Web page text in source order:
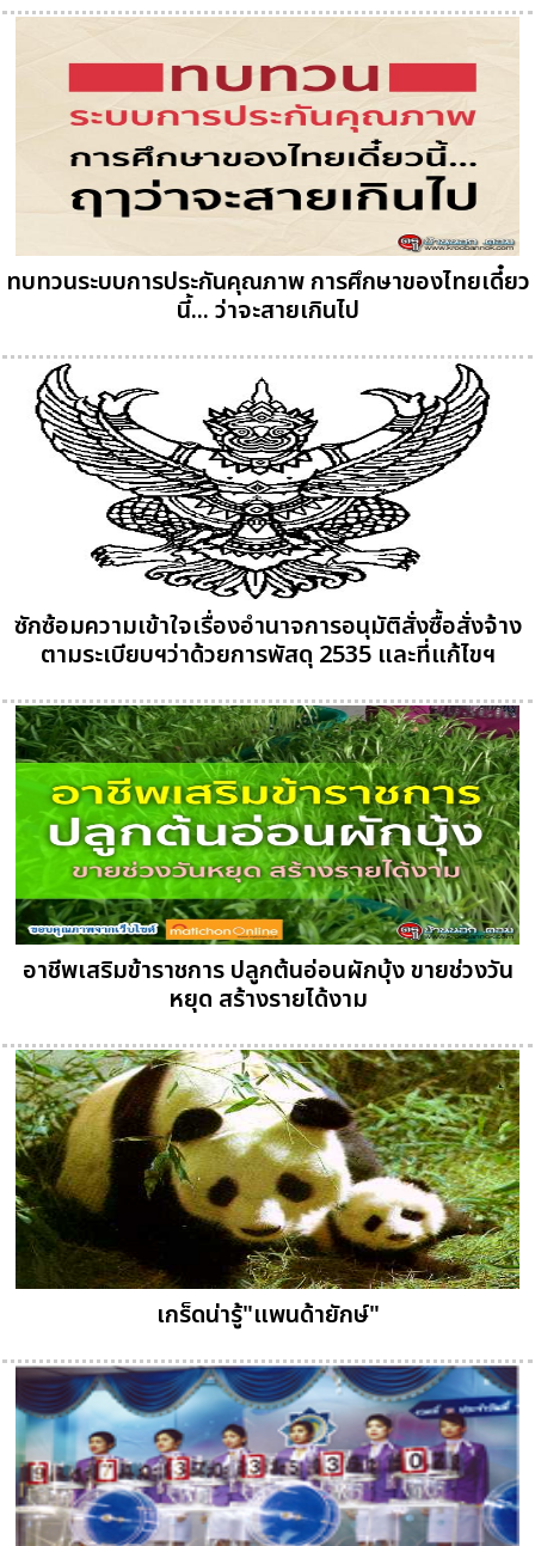
ทบทวนระบบการประกันคุณภาพ การศึกษาของไทยเดี๋ยว
นี้... ฤๅว่าจะสายเกินไป
ซักซ้อมความเข้าใจเรื่องอำนาจการอนุมัติสั่งซื้อสั่งจ้าง
ตามระเบียบฯว่าด้วยการพัสดุ 2535 และที่แก้ไขฯ
อาชีพเสริมข้าราชการ ปลูกต้นอ่อนผักบุ้ง ขายช่วงวัน
หยุด สร้างรายได้งาม
เกร็ดน่ารู้"แพนด้ายักษ์"